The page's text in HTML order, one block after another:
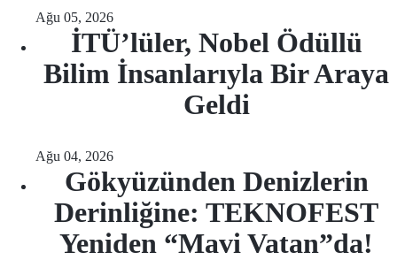
Ağu 05, 2026
İTÜ’lüler, Nobel Ödüllü
Bilim İnsanlarıyla Bir Araya
Geldi
Ağu 04, 2026
Gökyüzünden Denizlerin
Derinliğine: TEKNOFEST
Yeniden “Mavi Vatan”da!